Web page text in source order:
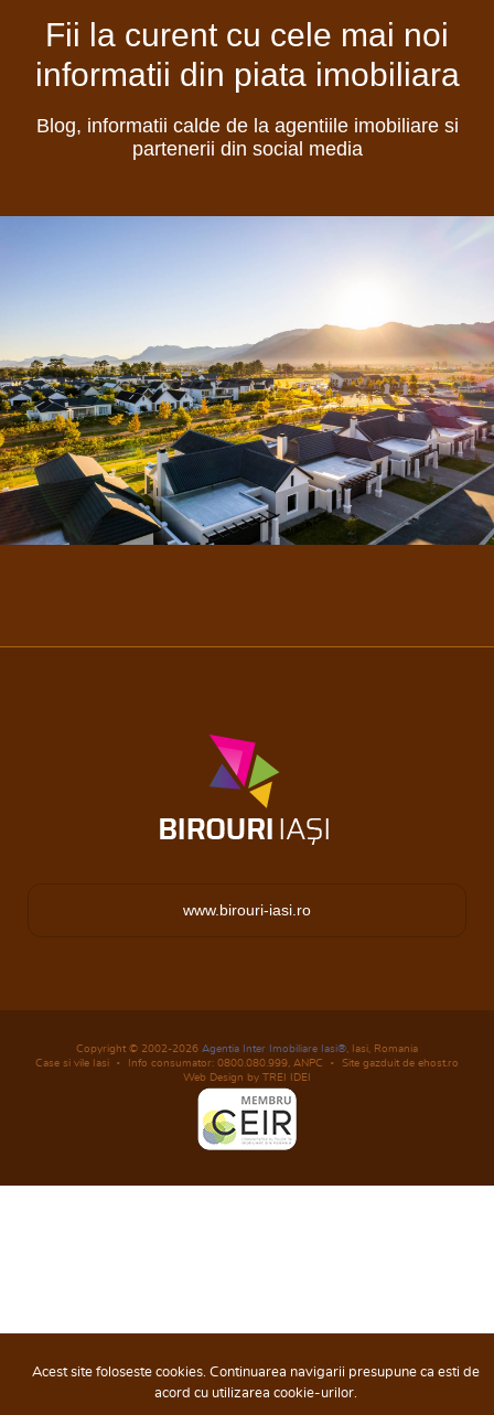
Fii la curent cu cele mai noi
informatii din piata imobiliara
Blog, informatii calde de la agentiile imobiliare si
partenerii din social media
www.birouri-iasi.ro
Copyright © 2002-2026 Agentia Inter Imobiliare Iasi® , Iasi, Romania
Case si vile Iasi
Info consumator: 0800.080.999, ANPC
Site gazduit de ehost.ro
Web Design by TREI IDEI
Acest site foloseste cookies. Continuarea navigarii presupune ca esti de
acord cu utilizarea cookie-urilor.